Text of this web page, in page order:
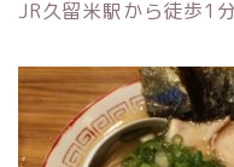
JR久留米駅から徒歩1